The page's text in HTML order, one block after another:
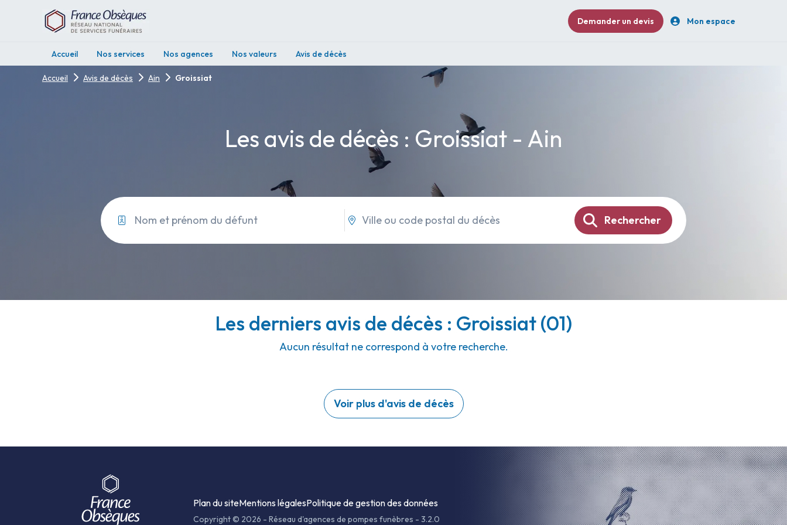
Demander un devis Mon espace
Accueil Nos services Nos agences Nos valeurs Avis de décès
Accueil Avis de décès Ain Groissiat
Les avis de décès : Groissiat - Ain
Rechercher
Les derniers avis de décès : Groissiat (01)
Aucun résultat ne correspond à votre recherche.
Voir plus d'avis de décès
Plan du siteMentions légalesPolitique de gestion des données
Copyright © 2026 - Réseau d'agences de pompes funèbres - 3.2.0